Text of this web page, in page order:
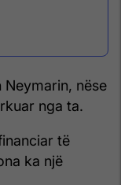
Neymarin, nëse
nga ta.
të
ka një